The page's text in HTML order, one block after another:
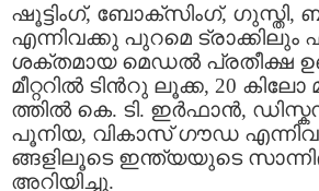
ഷൂട്ടിംഗ്, ബോക്സിംഗ്, ഗുസ്തി,
എന്നിവക്കു പുറമെ
ശക്തമായ മെഡല്‍ പ്രതീക്ഷ
മീറ്ററില്‍ ടിന്‍റു ലൂക്ക, 20
ത്തില്‍ കെ. ടി. ഇര്‍ഫാന്‍,
പൂനിയ, വികാസ് ഗൗഡ
ങ്ങളിലൂടെ ഇന്ത്യയുടെ
അറിയിച്ചു.